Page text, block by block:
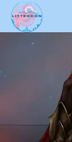
LITTERcon